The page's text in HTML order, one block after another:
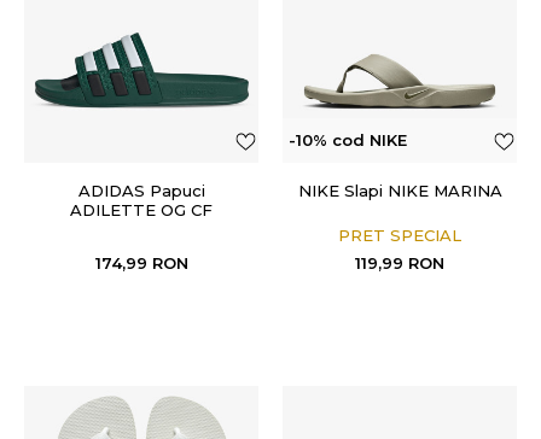
ADIDAS Papuci
ADILETTE OG CF
174,99 RON
-10% cod NIKE
NIKE Slapi NIKE MARINA
PRET SPECIAL
119,99 RON